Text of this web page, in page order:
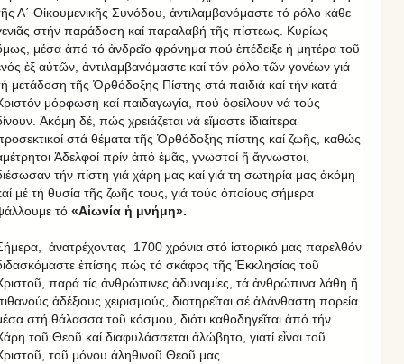
Α΄ Οἰκουμενικῆς Συνόδου, ἀντιλαμβανόμαστε τό ρόλο κάθε
στήν παράδοση καί παραλαβή τῆς πίστεως. Κυρίως
μέσα ἀπό τό ἀνδρεῖο φρόνημα πού ἐπέδειξε ἡ μητέρα τοῦ
ἐξ αὐτῶν, ἀντιλαμβανόμαστε καί τόν ρόλο τῶν γονέων γιά
μετάδοση τῆς Ὀρθόδοξης Πίστης στά παιδιά καί τήν κατά
μόρφωση καί παιδαγωγία, πού ὀφείλουν νά τούς
Ἀκόμη δέ, πώς χρειάζεται νά εἴμαστε ἰδιαίτερα
στά θέματα τῆς Ὀρθόδοξης πίστης καί ζωῆς, καθώς
Ἀδελφοί πρίν ἀπό ἐμᾶς, γνωστοί ἤ ἄγνωστοι,
τήν πίστη γιά χάρη μας καί γιά τη σωτηρία μας ἀκόμη
μέ τή θυσία τῆς ζωῆς τους, γιά τούς ὁποίους σήμερα
τό «Αἰωνία ἡ μνήμη».
ἀνατρέχοντας 1700 χρόνια στό ἱστορικό μας παρελθόν
ἐπίσης πώς τό σκάφος τῆς Ἐκκλησίας τοῦ
παρά τίς ἀνθρώπινες ἀδυναμίες, τά ἀνθρώπινα λάθη ἤ
ἀδέξιους χειρισμούς, διατηρεῖται σέ ἀλάνθαστη πορεία
στή θάλασσα τοῦ κόσμου, διότι καθοδηγεῖται ἀπό τήν
τοῦ Θεοῦ καί διαφυλάσσεται ἀλώβητο, γιατί εἶναι τοῦ
τοῦ μόνου ἀληθινοῦ Θεοῦ μας.